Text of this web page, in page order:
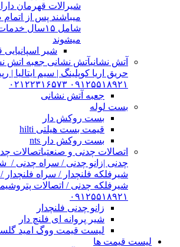
میباشند پس از
شامل ۱۵سال
میشوند
شیر
آتش نشانیآتش نشانی جعبه اتش
حریق اریا کوپلینگ | سیم ایتالیا |
۰۹۱۲۵۵۱۸۹۲۱ ۰۲۱۲۲۳۱۶۵۷۳
جعبه آتش نشانی
بست لوله
بست روکش دار
قیمت بست هیلتی hilti
بست روکش دار nts
اتصالات چدنی و صنعتیاتصالات
چدنی |زانو چدنی / سراه چدنی /
شیرفلکه فلنچدار / سراه
۰۹۱۲۵۵۱۸۹۲۱
زانو چدنی فلنچدار
شیر پروانه ای فلنچ دار
لیست قیمت ووگ امید
لیست قیمت ها